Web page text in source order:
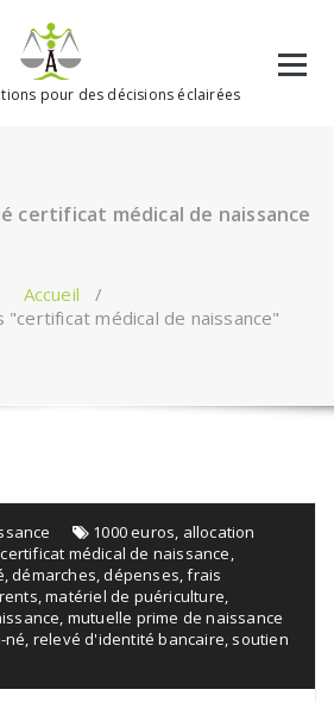
pour des décisions éclairées
certificat médical de naissance
Accueil /
médical de naissance"
1000 euros allocation
,certificat médical de naissance
,démarches ,dépenses ,frais
,matériel de puériculture
mutuelle prime de naissance
né relevé d'identité bancaire soutien